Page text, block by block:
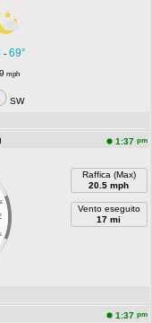
- 69°
mph
SW
1:37 pm
Raffica (Max)
20.5 mph
Vento eseguito
17 mi
1:37 pm